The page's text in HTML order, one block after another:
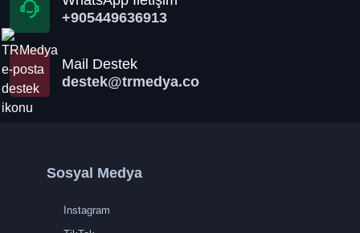
+905449636913
Mail Destek
destek@trmedya.co
Sosyal Medya
Instagram